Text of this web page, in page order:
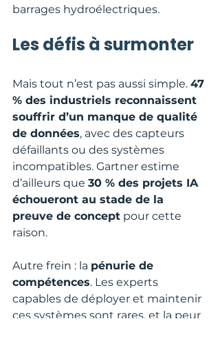
barrages hydroélectriques.
Les défis à surmonter
Mais tout n’est pas aussi simple. 47
% des industriels reconnaissent
souffrir d’un manque de qualité
de données, avec des capteurs
défaillants ou des systèmes
incompatibles. Gartner estime
d’ailleurs que 30 % des projets IA
échoueront au stade de la
preuve de concept pour cette
raison.
Autre frein : la pénurie de
compétences. Les experts
capables de déployer et maintenir
ces systèmes sont rares, et la peur